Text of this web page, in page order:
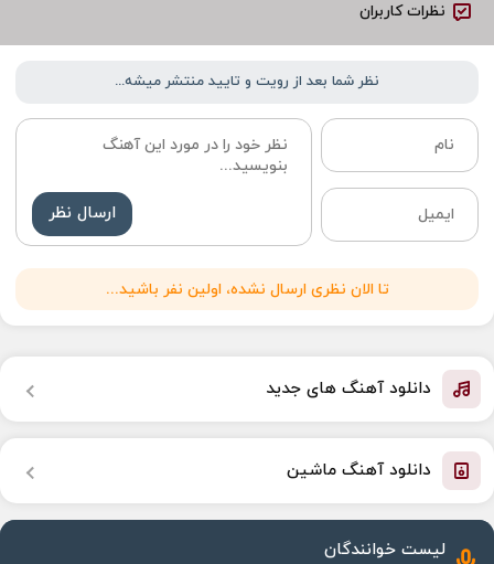
نظرات کاربران
نظر شما بعد از رویت و تایید منتشر میشه...
ارسال نظر
تا الان نظری ارسال نشده، اولین نفر باشید...
دانلود آهنگ های جدید
دانلود آهنگ ماشین
لیست خوانندگان